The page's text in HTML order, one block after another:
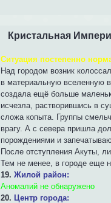
Кристальная
Ситуация постепенно
Над городом возник
в материальную вселенную
создала ещё больше
исчезла, растворившись в
сложа копыта. Группы
врагу. А с севера пришла
порождениями и
После отступления Акуты,
Тем не менее, в городе еще
19. Жилой район:
Аномалий не обнаружено
20. Центр города: